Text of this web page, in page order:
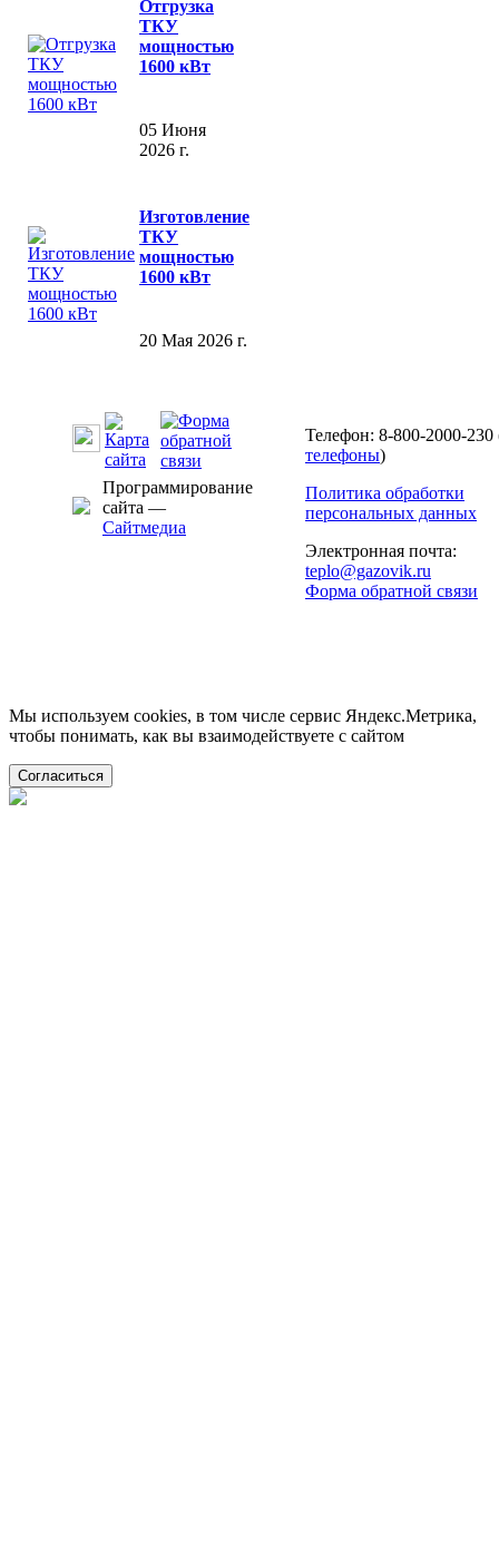
Отгрузка
ТКУ
мощностью
1600 кВт
05 Июня
2026 г.
Изготовление
ТКУ
мощностью
1600 кВт
20 Мая 2026 г.
Программирование
сайта —
Сайтмедиа
Телефон: 8-800-2000-230
телефоны)
Политика обработки
персональных данных
Электронная почта:
teplo@gazovik.ru
Форма обратной связи
Мы используем cookies, в том числе сервис Яндекс.Метрика,
чтобы понимать, как вы взаимодействуете с сайтом
Согласиться